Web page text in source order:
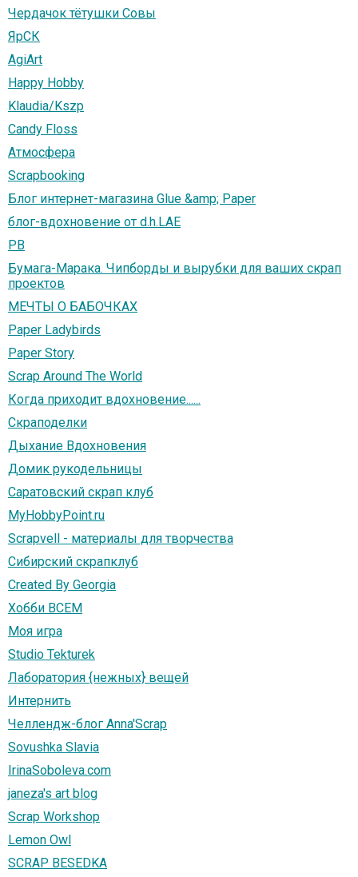
Чердачок тётушки Совы
ЯрСК
AgiArt
Happy Hobby
Klaudia/Kszp
Candy Floss
Атмосфера
Scrapbooking
Блог интернет-магазина Glue &amp; Paper
блог-вдохновение от d.h.LAE
PB
Бумага-Марака. Чипборды и вырубки для ваших скрап
проектов
МЕЧТЫ О БАБОЧКАХ
Paper Ladybirds
Paper Story
Scrap Around The World
Когда приходит вдохновение......
Скраподелки
Дыхание Вдохновения
Домик рукодельницы
Саратовский скрап клуб
MyHobbyPoint.ru
Scrapvell - материалы для творчества
Сибирский скрапклуб
Created By Georgia
Хобби ВСЕМ
Моя игра
Studio Tekturek
Лаборатория {нежных} вещей
Интернить
Челлендж-блог Anna'Scrap
Sovushka Slavia
IrinaSoboleva.com
janeza's art blog
Scrap Workshop
Lemon Owl
SCRAP BESEDKA